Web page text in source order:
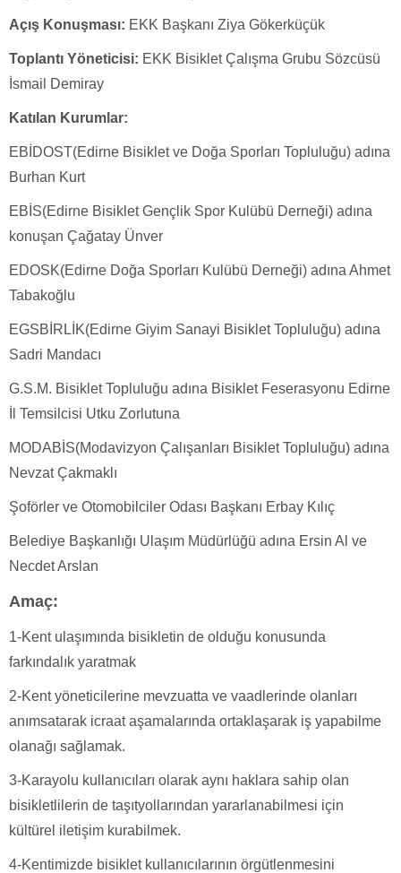
Açış Konuşması: EKK Başkanı Ziya Gökerküçük
Toplantı Yöneticisi: EKK Bisiklet Çalışma Grubu Sözcüsü
İsmail Demiray
Katılan Kurumlar:
EBİDOST(Edirne Bisiklet ve Doğa Sporları Topluluğu) adına
Burhan Kurt
EBİS(Edirne Bisiklet Gençlik Spor Kulübü Derneği) adına
konuşan Çağatay Ünver
EDOSK(Edirne Doğa Sporları Kulübü Derneği) adına Ahmet
Tabakoğlu
EGSBİRLİK(Edirne Giyim Sanayi Bisiklet Topluluğu) adına
Sadri Mandacı
G.S.M. Bisiklet Topluluğu adına Bisiklet Feserasyonu Edirne
İl Temsilcisi Utku Zorlutuna
MODABİS(Modavizyon Çalışanları Bisiklet Topluluğu) adına
Nevzat Çakmaklı
Şoförler ve Otomobilciler Odası Başkanı Erbay Kılıç
Belediye Başkanlığı Ulaşım Müdürlüğü adına Ersin Al ve
Necdet Arslan
Amaç:
1-Kent ulaşımında bisikletin de olduğu konusunda
farkındalık yaratmak
2-Kent yöneticilerine mevzuatta ve vaadlerinde olanları
anımsatarak icraat aşamalarında ortaklaşarak iş yapabilme
olanağı sağlamak.
3-Karayolu kullanıcıları olarak aynı haklara sahip olan
bisikletlilerin de taşıtyollarından yararlanabilmesi için
kültürel iletişim kurabilmek.
4-Kentimizde bisiklet kullanıcılarının örgütlenmesini